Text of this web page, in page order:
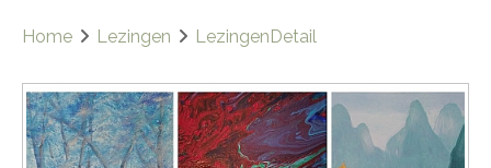
Home Lezingen LezingenDetail